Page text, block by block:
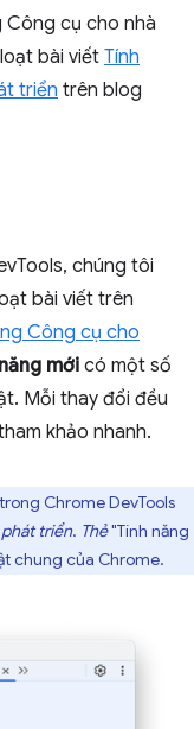
cụ cho nhà
bài viết Tính
triển trên blog
chúng tôi
bài viết trên
Công cụ cho
mới có một số
Mỗi thay đổi đều
khảo nhanh.
Chrome DevTools
triển. Thẻ"Tính năng
chung của Chrome.